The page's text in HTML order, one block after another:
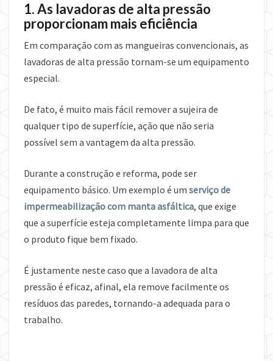
1. As lavadoras de alta pressão
proporcionam mais eficiência
Em comparação com as mangueiras convencionais, as
lavadoras de alta pressão tornam-se um equipamento
especial.
De fato, é muito mais fácil remover a sujeira de
qualquer tipo de superfície, ação que não seria
possível sem a vantagem da alta pressão.
Durante a construção e reforma, pode ser
equipamento básico. Um exemplo é um serviço de
impermeabilização com manta asfáltica, que exige
que a superfície esteja completamente limpa para que
o produto fique bem fixado.
É justamente neste caso que a lavadora de alta
pressão é eficaz, afinal, ela remove facilmente os
resíduos das paredes, tornando-a adequada para o
trabalho.